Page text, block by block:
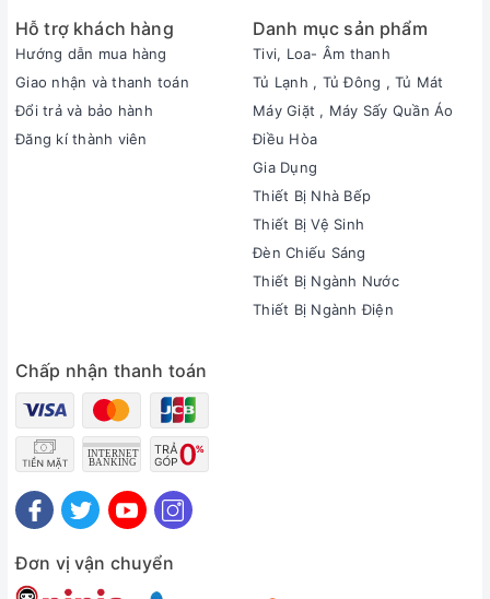
Hỗ trợ khách hàng
Hướng dẫn mua hàng
Giao nhận và thanh toán
Đổi trả và bảo hành
Đăng kí thành viên
Danh mục sản phẩm
Tivi, Loa- Âm thanh
Tủ Lạnh , Tủ Đông , Tủ Mát
Máy Giặt , Máy Sấy Quần Áo
Điều Hòa
Gia Dụng
Thiết Bị Nhà Bếp
Thiết Bị Vệ Sinh
Đèn Chiếu Sáng
Thiết Bị Ngành Nước
Thiết Bị Ngành Điện
Chấp nhận thanh toán
Đơn vị vận chuyển